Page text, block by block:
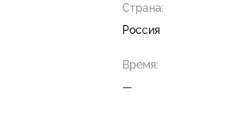
Страна:
Россия
Время:
—